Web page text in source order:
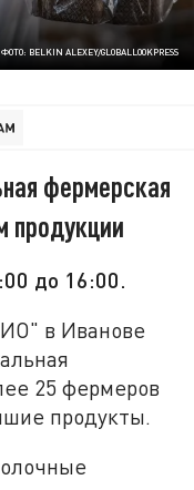
ФОТО: BELKIN ALEXEY/GLOBALLOOKPRESS
фермерская
продукции
до 16:00.
в Иванове
25 фермеров
продукты.